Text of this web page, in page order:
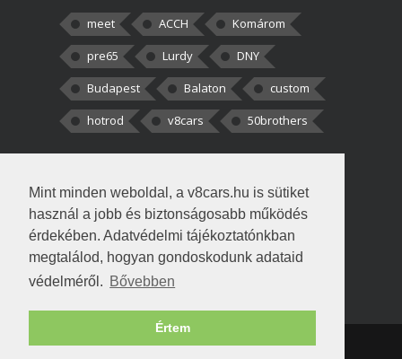
Mint minden weboldal, a v8cars.hu is sütiket
használ a jobb és biztonságosabb működés
érdekében. Adatvédelmi tájékoztatónkban
megtalálod, hogyan gondoskodunk adataid
védelméről. Bővebben
Értem
meet ACCH
Komárom
pre65
Lurdy
DNY
Budapest
Balaton
custom
hotrod
v8cars 50brothers
kortisz:Elszúrtam! Én csak két
darabbaal számoltam. Nem tudtam, hogy fél autót,
Béke: Tényleg nagyon jó kérdés volt
!fasza Örültem is nagyon, amikor
Copyright © 1998-2026 v8cars.huT|Szerzői jogok